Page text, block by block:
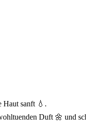
sanft 💧.
Duft 🌼 und